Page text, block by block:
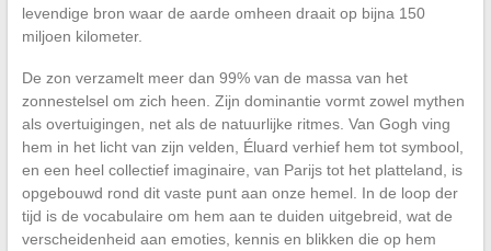
levendige bron waar de aarde omheen draait op bijna 150
miljoen kilometer.
De zon verzamelt meer dan 99% van de massa van het
zonnestelsel om zich heen. Zijn dominantie vormt zowel mythen
als overtuigingen, net als de natuurlijke ritmes. Van Gogh ving
hem in het licht van zijn velden, Éluard verhief hem tot symbool,
en een heel collectief imaginaire, van Parijs tot het platteland, is
opgebouwd rond dit vaste punt aan onze hemel. In de loop der
tijd is de vocabulaire om hem aan te duiden uitgebreid, wat de
verscheidenheid aan emoties, kennis en blikken die op hem